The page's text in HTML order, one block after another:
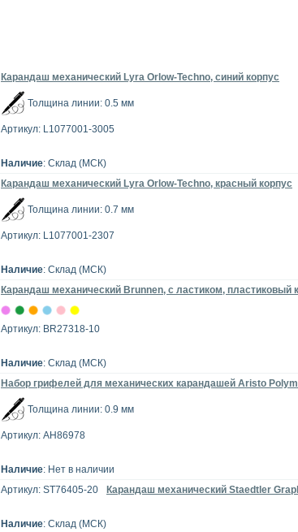
Карандаш механический Lyra Orlow-Techno, синий корпус
Толщина линии: 0.5 мм
Артикул: L1077001-3005
Наличие: Склад (МСК)
Карандаш механический Lyra Orlow-Techno, красный корпус
Толщина линии: 0.7 мм
Артикул: L1077001-2307
Наличие: Склад (МСК)
Карандаш механический Brunnen, с ластиком, пластиковый
Артикул: BR27318-10
Наличие: Склад (МСК)
Набор грифелей для механических карандашей Aristo
Толщина линии: 0.9 мм
Артикул: AH86978
Наличие: Нет в наличии
Карандаш механический Staedtler
Артикул: ST76405-20
Наличие: Склад (МСК)